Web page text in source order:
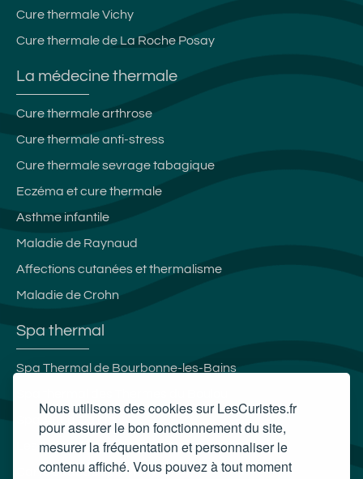
Nous utilisons des cookies sur LesCuristes.fr
pour assurer le bon fonctionnement du site,
mesurer la fréquentation et personnaliser le
contenu affiché. Vous pouvez à tout moment
Cure thermale Vichy
Cure thermale de La Roche Posay
La médecine thermale
Cure thermale arthrose
Cure thermale anti-stress
Cure thermale sevrage tabagique
Eczéma et cure thermale
Asthme infantile
Maladie de Raynaud
Affections cutanées et thermalisme
Maladie de Crohn
Spa thermal
Spa Thermal de Bourbonne-les-Bains
Les Bains des Alpes - Spa Nuxe
Carte cadeau spa Vichy